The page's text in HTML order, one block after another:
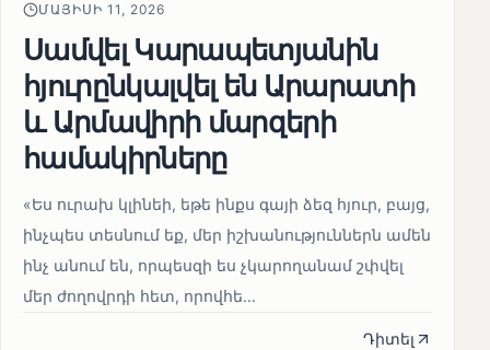
ՄԱՅԻՍԻ 11, 2026
Սամվել Կարապետյանին
հյուրընկալվել են Արարատի
և Արմավիրի մարզերի
համակիրները
«Ես ուրախ կլինեի, եթե ինքս գայի ձեզ հյուր, բայց,
ինչպես տեսնում եք, մեր իշխանություններն ամեն
ինչ անում են, որպեսզի ես չկարողանամ շփվել
մեր ժողովրդի հետ, որովհե...
Դիտել